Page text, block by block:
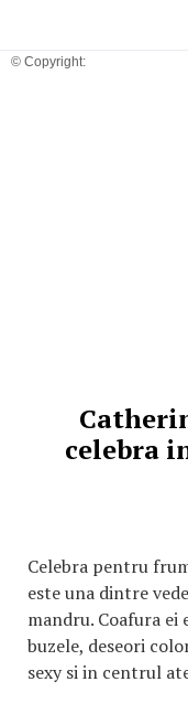
© Copyright:
celebra
Celebra pentru
este una dintre
mandru. Coafura ei
buzele, deseori
sexy si in centrul